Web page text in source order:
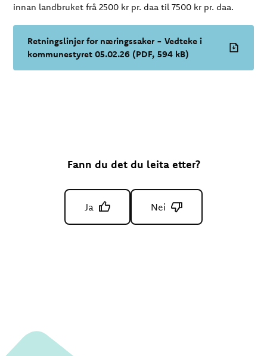
innan landbruket frå 2500 kr pr. daa til 7500 kr pr. daa.
Retningslinjer for næringssaker - Vedteke i
kommunestyret 05.02.26 (PDF, 594 kB)
Fann du det du leita etter?
Ja Nei